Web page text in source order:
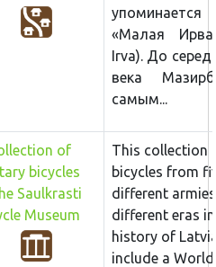
«Малая
Irva). До
века
самым...
of
bicycles
Saulkrasti
Museum
This collection
bicycles from
different
different eras
history of
include a World